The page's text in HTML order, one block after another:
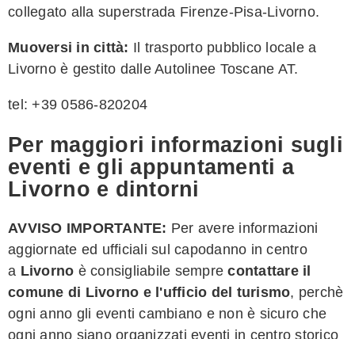
collegato alla superstrada Firenze-Pisa-Livorno.
Muoversi in città: Il trasporto pubblico locale a
Livorno è gestito dalle Autolinee Toscane AT.
tel: +39 0586-820204
Per maggiori informazioni sugli
eventi e gli appuntamenti a
Livorno e dintorni
AVVISO IMPORTANTE: Per avere informazioni
aggiornate ed ufficiali sul capodanno in centro
a Livorno è consigliabile semprecontattare il
comune di Livorno e l'ufficio del turismo, perchè
ogni anno gli eventi cambiano e non è sicuro che
ogni anno siano organizzati eventi in centro storico